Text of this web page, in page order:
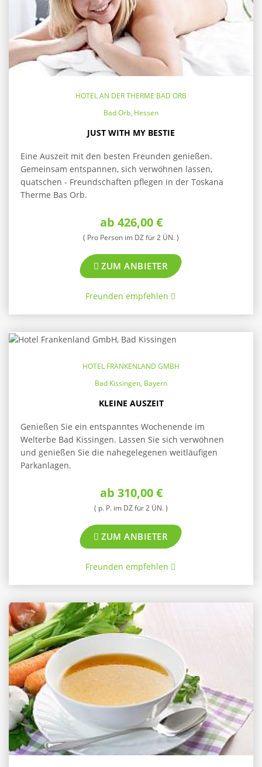
HOTEL AN DER THERME BAD ORB
Bad Orb, Hessen
JUST WITH MY BESTIE
Eine Auszeit mit den besten Freunden genießen.
Gemeinsam entspannen, sich verwöhnen lassen,
quatschen - Freundschaften pflegen in der Toskana
Therme Bas Orb.
ab 426,00 €
( Pro Person im DZ für 2 ÜN. )
ZUM ANBIETER
Freunden empfehlen
HOTEL FRANKENLAND GMBH
Bad Kissingen, Bayern
KLEINE AUSZEIT
Genießen Sie ein entspanntes Wochenende im
Welterbe Bad Kissingen. Lassen Sie sich verwöhnen
und genießen Sie die nahegelegenen weitläufigen
Parkanlagen.
ab 310,00 €
( p. P. im DZ für 2 ÜN. )
ZUM ANBIETER
Freunden empfehlen